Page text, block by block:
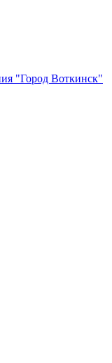
"Город Воткинск"